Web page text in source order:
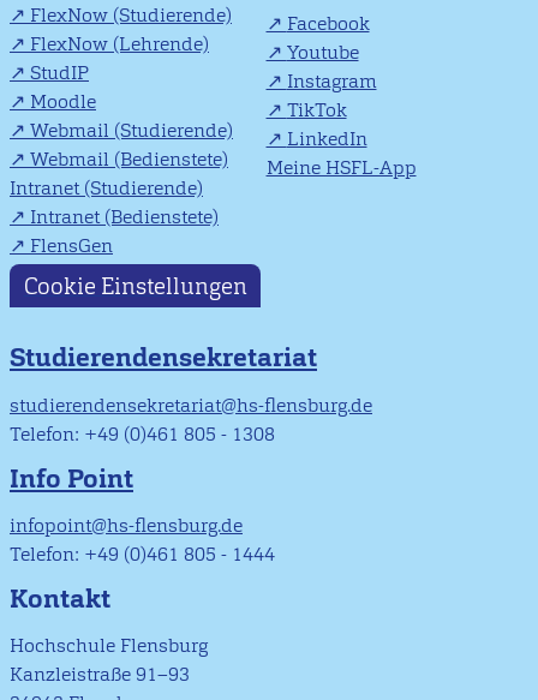
FlexNow (Studierende)
FlexNow (Lehrende)
StudIP
Moodle
Webmail (Studierende)
Webmail (Bedienstete)
Intranet (Studierende)
Intranet (Bedienstete)
FlensGen
Facebook
Youtube
Instagram
TikTok
LinkedIn
Meine HSFL-App
Cookie Einstellungen
Studierendensekretariat
studierendensekretariat@hs-flensburg.de
Telefon: +49 (0)461 805 - 1308
Info Point
infopoint@hs-flensburg.de
Telefon: +49 (0)461 805 - 1444
Kontakt
Hochschule Flensburg
Kanzleistraße 91–93